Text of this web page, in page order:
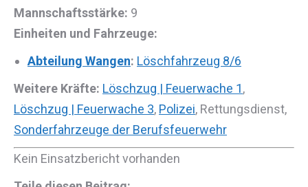
Mannschaftsstärke: 9
Einheiten und Fahrzeuge:
Abteilung Wangen: Löschfahrzeug 8/6
Weitere Kräfte: Löschzug | Feuerwache 1,
Löschzug | Feuerwache 3, Polizei, Rettungsdienst,
Sonderfahrzeuge der Berufsfeuerwehr
Kein Einsatzbericht vorhanden